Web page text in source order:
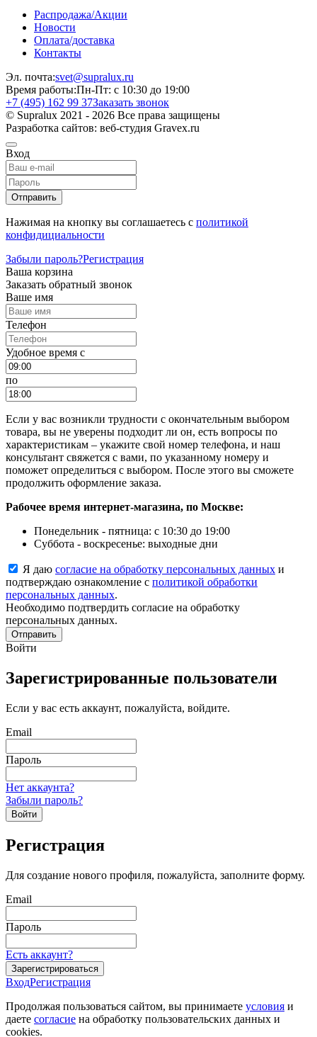
Распродажа/Акции
Новости
Оплата/доставка
Контакты
Эл. почта:svet@supralux.ru
Время работы:Пн-Пт: с 10:30 до 19:00
+7 (495) 162 99 37Заказать звонок
© Supralux 2021 - 2026 Все права защищены
Разработка сайтов: веб-студия Gravex.ru
Вход
Отправить
Нажимая на кнопку вы соглашаетесь с политикой
конфидициальности
Забыли пароль?Регистрация
Ваша корзина
Заказать обратный звонок
Ваше имя
Телефон
Удобное время c
по
Если у вас возникли трудности с окончательным выбором
товара, вы не уверены подходит ли он, есть вопросы по
характеристикам – укажите свой номер телефона, и наш
консультант свяжется с вами, по указанному номеру и
поможет определиться с выбором. После этого вы сможете
продолжить оформление заказа.
Рабочее время интернет-магазина, по Москве:
Понедельник - пятница: с 10:30 до 19:00
Суббота - воскресенье: выходные дни
Я даю согласие на обработку персональных данных и
подтверждаю ознакомление с политикой обработки
персональных данных.
Необходимо подтвердить согласие на обработку
персональных данных.
Отправить
Войти
Зарегистрированные пользователи
Если у вас есть аккаунт, пожалуйста, войдите.
Email
Пароль
Нет аккаунта?
Забыли пароль?
Войти
Регистрация
Для создание нового профиля, пожалуйста, заполните форму.
Email
Пароль
Есть аккаунт?
Зарегистрироваться
ВходРегистрация
Продолжая пользоваться сайтом, вы принимаете условия и
даете согласие на обработку пользовательских данных и
cookies.